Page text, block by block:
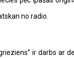
no radio.
ir darbs ar